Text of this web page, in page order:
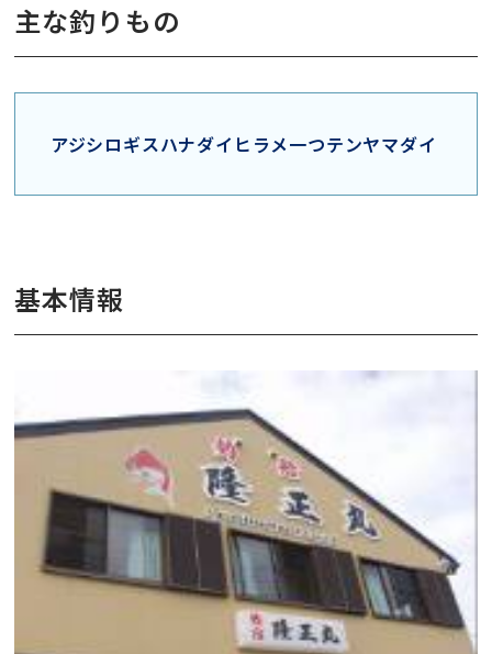
主な釣りもの
アジシロギスハナダイ ヒラメ一つテンヤマダイ
基本情報